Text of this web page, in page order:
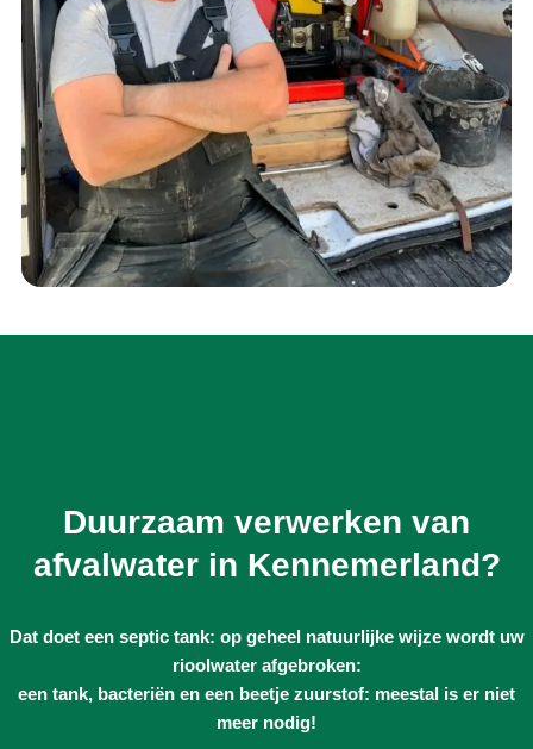
Duurzaam verwerken van
afvalwater in Kennemerland?
Dat doet een septic tank: op geheel natuurlijke wijze wordt uw
rioolwater afgebroken:
een tank, bacteriën en een beetje zuurstof: meestal is er niet
meer nodig!